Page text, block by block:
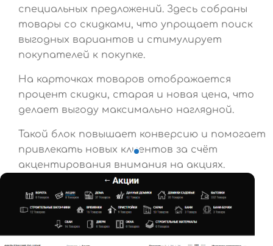
специальных предложений. Здесь собраны
товары со скидками, что упрощает поиск
выгодных вариантов и стимулирует
покупателей к покупке.
На карточках товаров отображается
процент скидки, старая и новая цена, что
делает выгоду максимально наглядной.
Такой блок повышает конверсию и помогает
привлекать новых клиентов за счёт
акцентирования внимания на акциях.